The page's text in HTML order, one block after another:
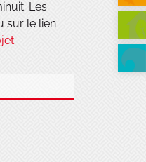
Les
sur le lien